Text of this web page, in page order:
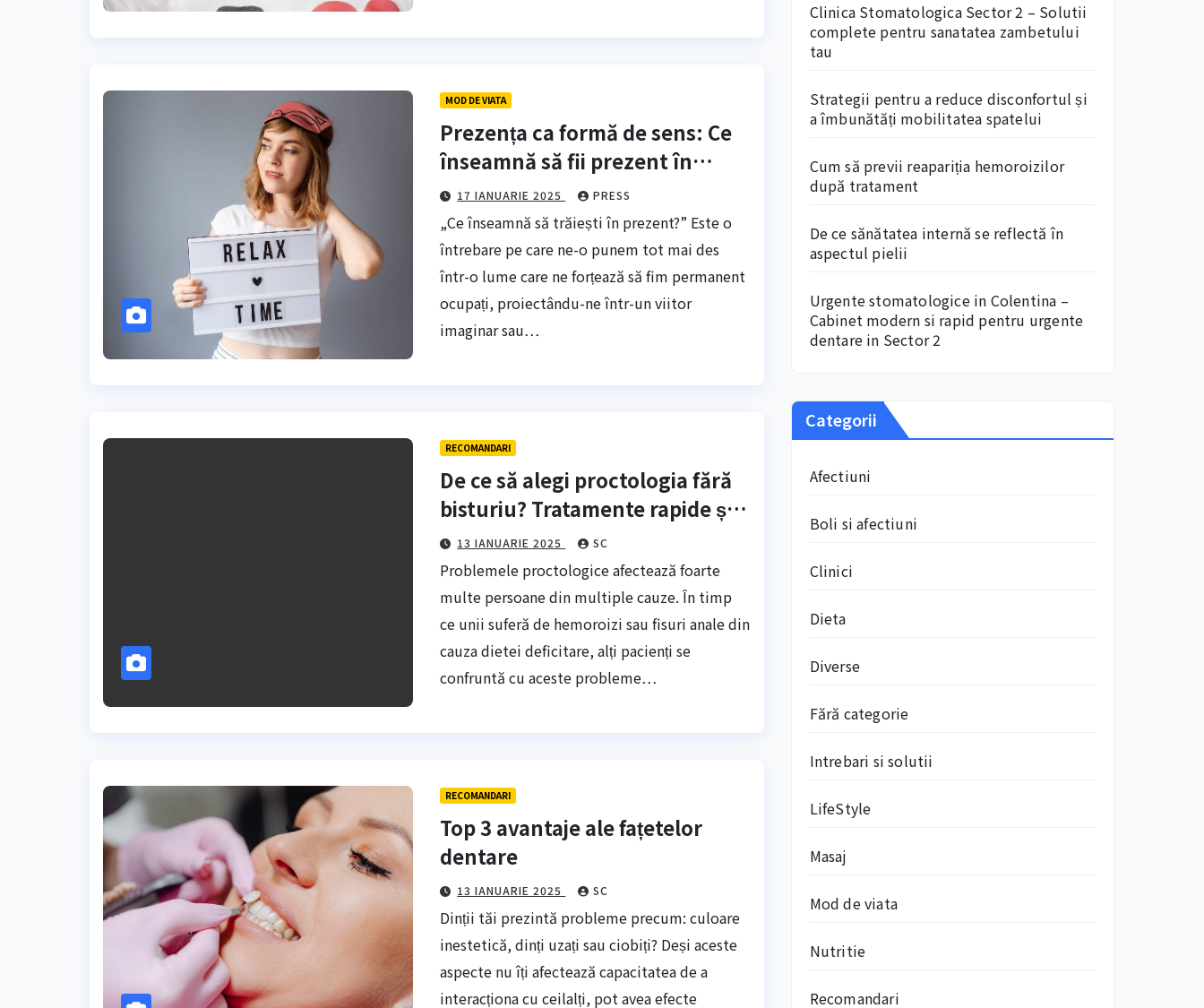
MOD DE VIATA
Prezența ca formă de sens: Ce
înseamnă să fii prezent în
moment, dincolo de a face sau
de a planifica ceva?
17 IANUARIE 2025 PRESS
„Ce înseamnă să trăiești în prezent?” Este o
întrebare pe care ne-o punem tot mai des
într-o lume care ne forțează să fim permanent
ocupați, proiectându-ne într-un viitor
imaginar sau…
RECOMANDARI
De ce să alegi proctologia fără
bisturiu? Tratamente rapide și
sigure
13 IANUARIE 2025 SC
Problemele proctologice afectează foarte
multe persoane din multiple cauze. În timp
ce unii suferă de hemoroizi sau fisuri anale din
cauza dietei deficitare, alți pacienți se
confruntă cu aceste probleme…
RECOMANDARI
Top 3 avantaje ale fațetelor
dentare
13 IANUARIE 2025 SC
Dinții tăi prezintă probleme precum: culoare
inestetică, dinți uzați sau ciobiți? Deși aceste
aspecte nu îți afectează capacitatea de a
interacționa cu ceilalți, pot avea efecte
Clinica Stomatologica Sector 2 – Solutii
complete pentru sanatatea zambetului
tau
Strategii pentru a reduce disconfortul și
a îmbunătăți mobilitatea spatelui
Cum să previi reapariția hemoroizilor
după tratament
De ce sănătatea internă se reflectă în
aspectul pielii
Urgente stomatologice in Colentina –
Cabinet modern si rapid pentru urgente
dentare in Sector 2
Categorii
Afectiuni
Boli si afectiuni
Clinici
Dieta
Diverse
Fără categorie
Intrebari si solutii
LifeStyle
Masaj
Mod de viata
Nutritie
Recomandari